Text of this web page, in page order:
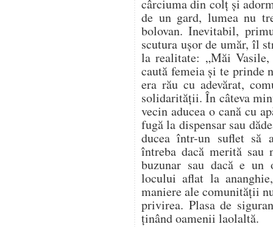
cârciuma din colț și
de un gard, lumea nu
bolovan. Inevitabil,
scutura ușor de umăr, îl
la realitate: „Măi
caută femeia și te prinde
era rău cu adevărat,
solidarității. În câteva
vecin aducea o cană cu
fugă la dispensar sau
ducea într-un suflet să
întreba dacă merită
buzunar sau dacă e
locului aflat la
maniere ale comunității
privirea. Plasa de
ținând oamenii laolaltă.